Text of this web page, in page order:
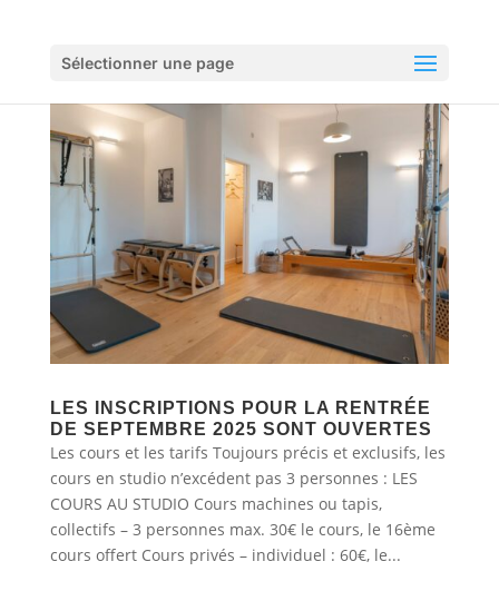
Sélectionner une page
LES INSCRIPTIONS POUR LA RENTRÉE
DE SEPTEMBRE 2025 SONT OUVERTES
Les cours et les tarifs Toujours précis et exclusifs, les
cours en studio n’excédent pas 3 personnes : LES
COURS AU STUDIO Cours machines ou tapis,
collectifs – 3 personnes max. 30€ le cours, le 16ème
cours offert Cours privés – individuel : 60€, le...